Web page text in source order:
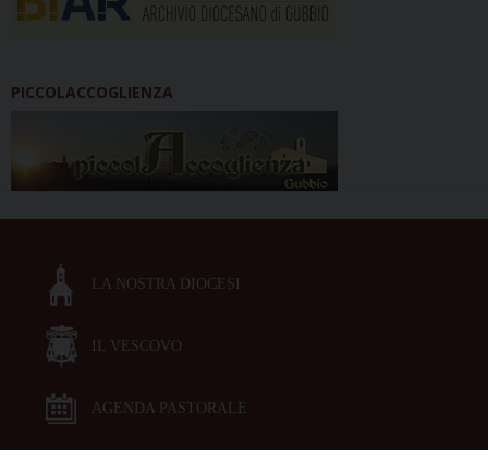
PICCOLACCOGLIENZA
LA NOSTRA DIOCESI
IL VESCOVO
AGENDA PASTORALE